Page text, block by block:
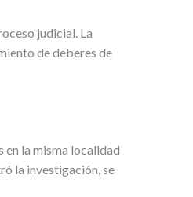
judicial. La
de deberes de
en la misma localidad
la investigación, se